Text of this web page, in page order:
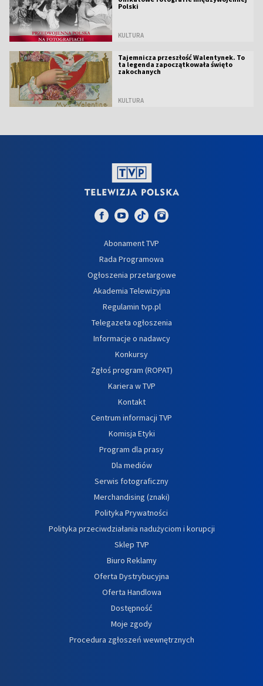
Polski
KULTURA
Tajemnicza przeszłość Walentynek. To
ta legenda zapoczątkowała święto
zakochanych
KULTURA
Abonament TVP
Rada Programowa
Ogłoszenia przetargowe
Akademia Telewizyjna
Regulamin tvp.pl
Telegazeta ogłoszenia
Informacje o nadawcy
Konkursy
Zgłoś program (ROPAT)
Kariera w TVP
Kontakt
Centrum informacji TVP
Komisja Etyki
Program dla prasy
Dla mediów
Serwis fotograficzny
Merchandising (znaki)
Polityka Prywatności
Polityka przeciwdziałania nadużyciom i korupcji
Sklep TVP
Biuro Reklamy
Oferta Dystrybucyjna
Oferta Handlowa
Dostępność
Moje zgody
Procedura zgłoszeń wewnętrznych